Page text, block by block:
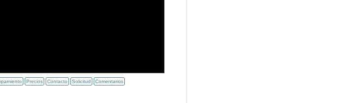
Precios Contacto Solicitud Comentarios